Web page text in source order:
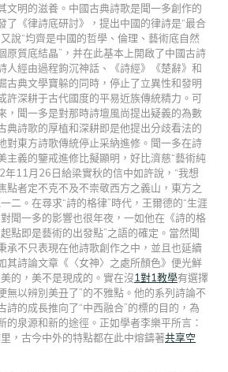
文明的滋養。中國古典詩歌是聞一多創作的
了《律詩底研討》，提出中國的律詩是“最合
說“均齊是中國的哲學、倫理、藝術底自然
原質底結晶”，并在此基本上開啟了中國古詩
人經由過程鉤沉神話、《詩經》《楚辭》和
古典文學寶躲的同時，停止了立異性和發明
許深耕于古代國度的平易近族傳統精力。可
，聞一多是對那時詩壇風尚提出疑義的為數
典詩歌的厚植和深耕即是他提出分歧看法的
對東方詩歌傳統停止采納進修。聞一多在詩
主義的鑒戒進修比擬顯明，好比濟慈“藝術純
年11月26日給梁實秋的信中如許說，“我想
點者定不克不及不崇敬西方之義山，東方之
二。在尋求“詩的格律”時代，王爾德的“生涯
聞一多的影響也很年夜，一如他在《詩的格
點即是藝術的出發點”之語的確定。當然聞
承不只表現在他詩歌創作之中，並且也延續
其詩論文章《〈女神〉之處所顏色》便光鮮
的，美不是現成的。實在沒1對1教學有選擇
無以辨別美丑了”的不雅點。他的系列詩論不
詩的成長推向了“中西融合”的標的目的，為
的泉源和新的途徑。正如學者李樂平所言：
，古今中外的特點都在此中熔鑄著共享空